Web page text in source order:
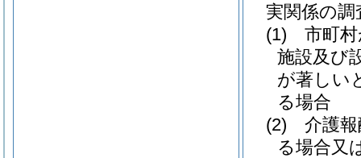
実関係の
(1)
市町
施設及び
が著しい
る場合
(2)
介護
る場合又